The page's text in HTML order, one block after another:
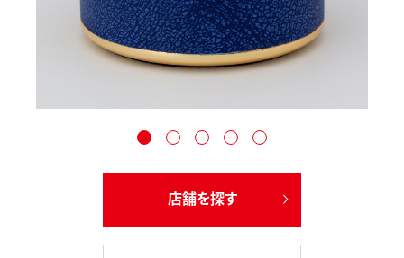
店舗を探す